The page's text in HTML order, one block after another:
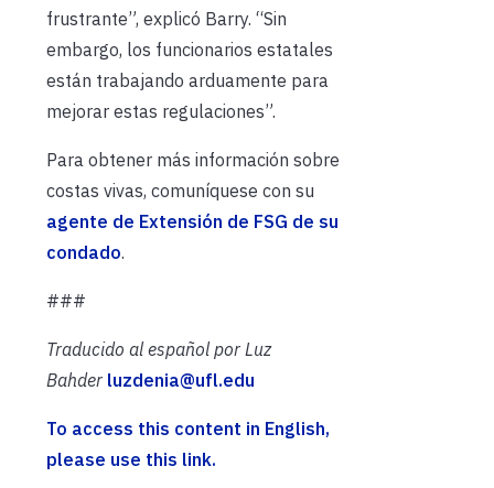
frustrante”, explicó Barry. “Sin
embargo, los funcionarios estatales
están trabajando arduamente para
mejorar estas regulaciones”.
Para obtener más información sobre
costas vivas, comuníquese con su
agente de Extensión de FSG de su
condado.
###
Traducido al español por Luz
Bahder luzdenia@ufl.edu
To access this content in English,
please use this link.